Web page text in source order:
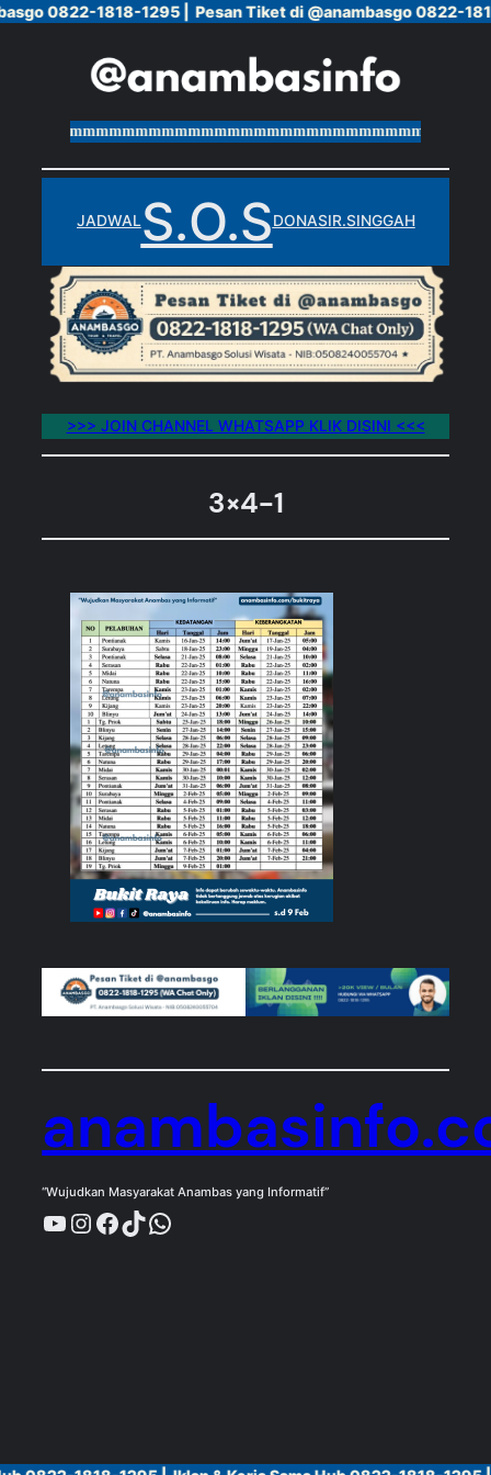
0822-1818-1295 | Pesan Tiket di @anambasgo 0822-
JADWALS.O.SDONASIR.SINGGAH
>>> JOIN CHANNEL WHATSAPP KLIK DISINI <<<
3×4-1
“Wujudkan Masyarakat Anambas yang Informatif”
YouTube
Instagram
Facebook
TikTok
WhatsApp
0822-1818-1295 | Pesan Tiket di @anambasgo 0822-